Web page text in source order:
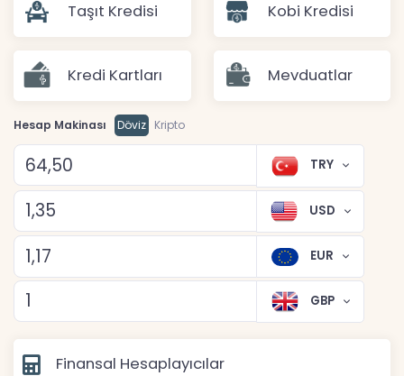
Taşıt Kredisi Kobi Kredisi
Kredi Kartları Mevduatlar
Hesap Makinası Döviz Kripto
TRY
USD
EUR
GBP
Finansal Hesaplayıcılar